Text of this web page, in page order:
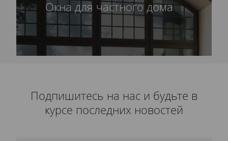
Окна для частного дома
Подпишитесь на нас и будьте в
курсе последних новостей